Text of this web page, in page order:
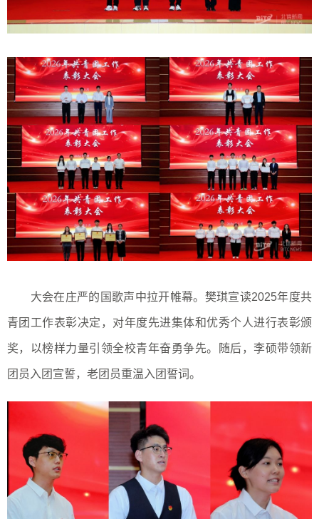
大会在庄严的国歌声中拉开帷幕。樊琪宣读2025年度共
青团工作表彰决定，对年度先进集体和优秀个人进行表彰颁
奖，以榜样力量引领全校青年奋勇争先。随后，李硕带领新
团员入团宣誓，老团员重温入团誓词。